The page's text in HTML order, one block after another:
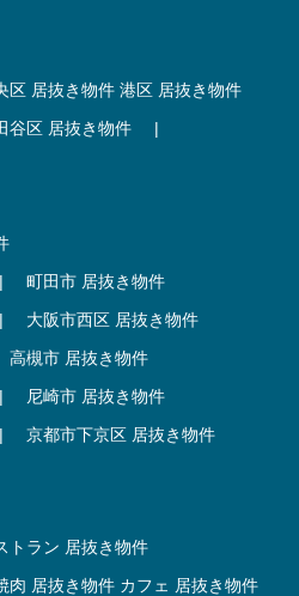
区 居抜き物件 港区 居抜き物件
谷区 居抜き物件
|
|
町田市 居抜き物件
|
大阪市西区 居抜き物件
高槻市 居抜き物件
|
尼崎市 居抜き物件
| 京都市下京区 居抜き物件
トラン 居抜き物件
肉 居抜き物件 カフェ 居抜き物件